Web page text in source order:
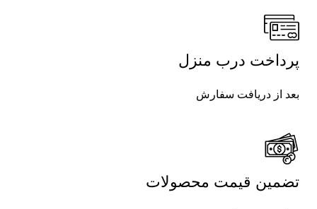
پرداخت درب منزل
بعد از دریافت سفارش
تضمین قیمت محصولات